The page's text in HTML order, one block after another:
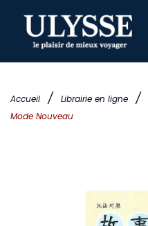
Accueil / Librairie en ligne /
Mode Nouveau